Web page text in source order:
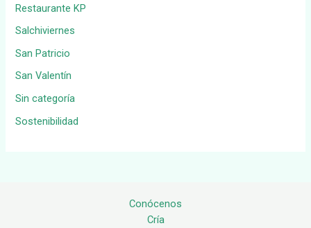
Restaurante KP
Salchiviernes
San Patricio
San Valentín
Sin categoría
Sostenibilidad
Conócenos
Cría